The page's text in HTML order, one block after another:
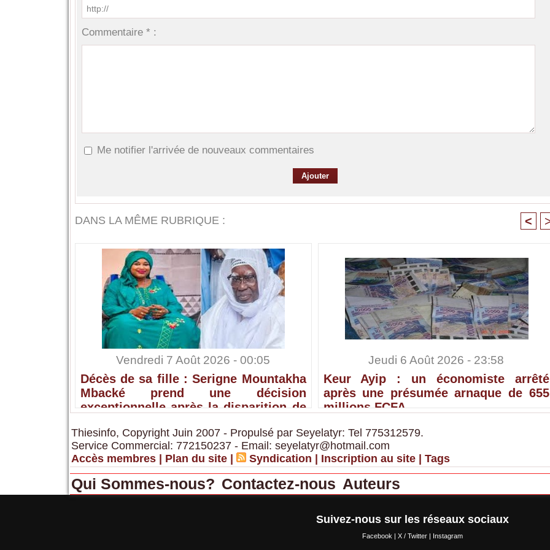
Commentaire * :
Me notifier l'arrivée de nouveaux commentaires
DANS LA MÊME RUBRIQUE : <
Vendredi 7 Août 2026 - 00:05
Décès de sa fille : Serigne Mountakha
Mbacké prend une décision
exceptionnelle après la disparition de
Jeudi 6 Août 2026 - 23:58
Keur Ayip : un économiste arrêté
après une présumée arnaque de 655
millions FCFA
Thiesinfo, Copyright Juin 2007 - Propulsé par Seyelatyr: Tel 775312579.
Service Commercial: 772150237 - Email: seyelatyr@hotmail.com
Accès membres | Plan du site | Syndication | Inscription au site | Tags
Qui Sommes-nous? Contactez-nous Auteurs
Suivez-nous sur les réseaux sociaux
Facebook | X / Twitter | Instagram